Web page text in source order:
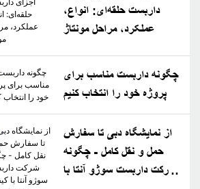
داربست حلقه‌ای: انواع،
عملکرد، مراحل مونتاژ
چگونه داربست مناسب برای
پروژه خود را انتخاب کنیم
از نمایشگاه دبی تا سفارش
حمل و نقل کامل - چگونه
شرکت داربست سوژو آنتا با